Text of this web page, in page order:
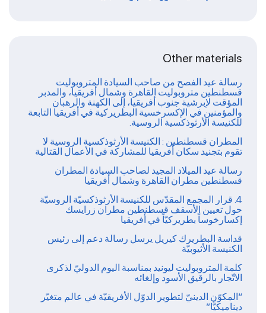
Other materials
رسالة عيد الفصح من صاحب السيادة المتروبوليت
قسطنطين متروبوليت القاهرة وشمال أفريقيا، والمدبر
المؤقت لإبرشية جنوب أفريقيا، إلى الكهنة والرهبان
والمؤمنين في الإكسرخسية البطريركية في أفريقيا التابعة
للكنيسة الأرثوذكسية الروسية.
المطران قسطنطين : الكنيسة الأرثوذكسية الروسية لا
تقوم بتجنيد سكان أفريقيا للمشاركة في الأعمال القتالية
رسالة عيد الميلاد المجيد لصاحب السيادة المطران
قسطنطين مطران القاهرة وشمال أفريقيا
4. قرار المجمع المقدّس للكنيسة الأرثوذكسيّة الروسيّة
حول تعيين الأسقف قسطنطين مطران زرايسك
إكسارخوساً بطريركيّاً في أفريقيا
قداسة البطريرك كيريل يرسل رسالة دعم إلى رئيس
الكنيسة الأثيوبيّة
كلمة المتروبوليت ليونيد بمناسبة اليوم الدوليّ لذكرى
الاتّجار بالرقيق الأسود وإلغائه
“المكوّن الدينيّ لتطوير الدوّل الأفريقيّة في عالم متغيّر
ديناميكيًّا”